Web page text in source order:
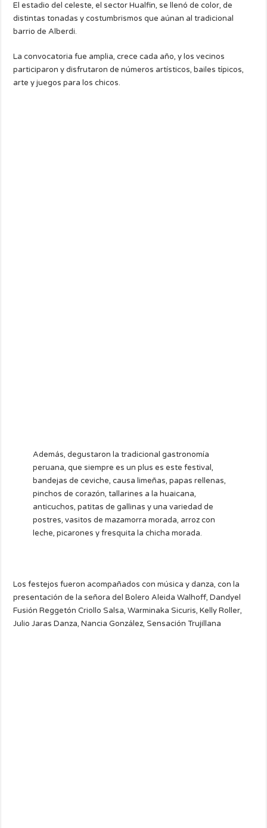
El estadio del celeste, el sector Hualfin, se llenó de color, de
distintas tonadas y costumbrismos que aúnan al tradicional
barrio de Alberdi.
La convocatoria fue amplia, crece cada año, y los vecinos
participaron y disfrutaron de números artísticos, bailes típicos,
arte y juegos para los chicos.
Además, degustaron la tradicional gastronomía
peruana, que siempre es un plus es este festival,
bandejas de ceviche, causa limeñas, papas rellenas,
pinchos de corazón, tallarines a la huaicana,
anticuchos, patitas de gallinas y una variedad de
postres, vasitos de mazamorra morada, arroz con
leche, picarones y fresquita la chicha morada.
Los festejos fueron acompañados con música y danza, con la
presentación de la señora del Bolero Aleida Walhoff, Dandyel
Fusión Reggetón Criollo Salsa, Warminaka Sicuris, Kelly Roller,
Julio Jaras Danza, Nancia González, Sensación Trujillana